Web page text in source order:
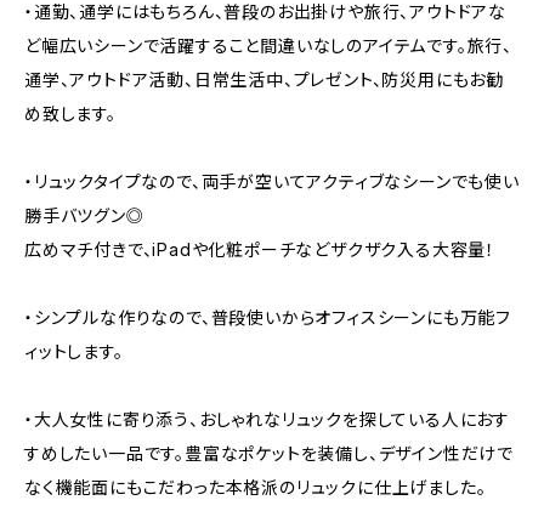
・通勤、通学にはもちろん、普段のお出掛けや旅行、アウトドアな
ど幅広いシーンで活躍すること間違いなしのアイテムです。旅行、
通学、アウトドア活動、日常生活中、プレゼント、防災用にもお勧
め致します。
・リュックタイプなので、両手が空いてアクティブなシーンでも使い
勝手バツグン◎
広めマチ付きで、iPadや化粧ポーチなどザクザク入る大容量！
・シンプルな作りなので、普段使いからオフィスシーンにも万能フ
ィットします。
・大人女性に寄り添う、おしゃれなリュックを探している人におす
すめしたい一品です。豊富なポケットを装備し、デザイン性だけで
なく機能面にもこだわった本格派のリュックに仕上げました。